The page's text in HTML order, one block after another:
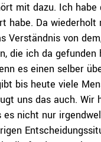
mit dazu. Ich habe
habe. Da wiederholt
Verständnis von
die ich da gefunden
es einen selber
bis heute viele
uns das auch. Wir
es nicht nur